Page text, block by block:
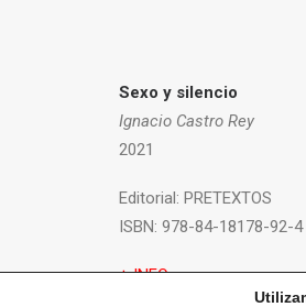
Sexo y silencio
Ignacio Castro Rey
2021
Editorial: PRETEXTOS
ISBN: 978-84-18178-92-4
+ INFO